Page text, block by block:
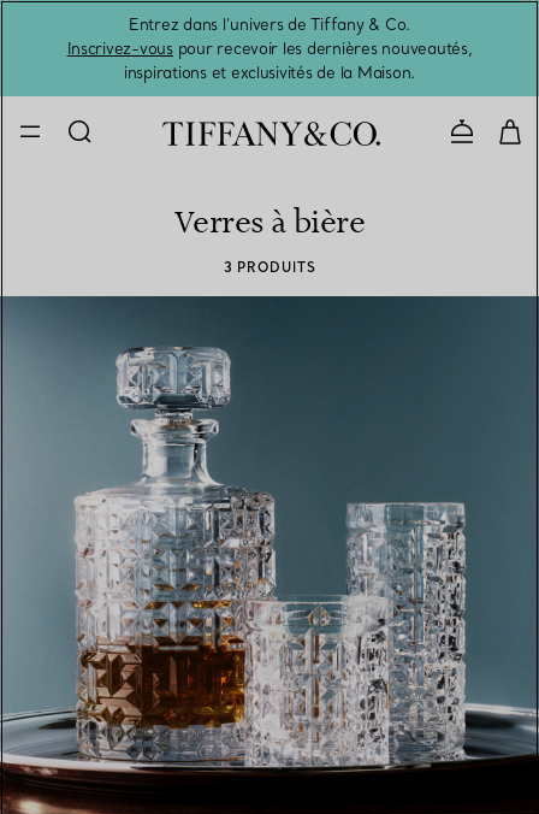
Entrez dans l’univers de Tiffany & Co.
Inscrivez-vouspour recevoir les dernières nouveautés,
inspirations et exclusivités de la Maison.
Verres à bière
3 PRODUITS